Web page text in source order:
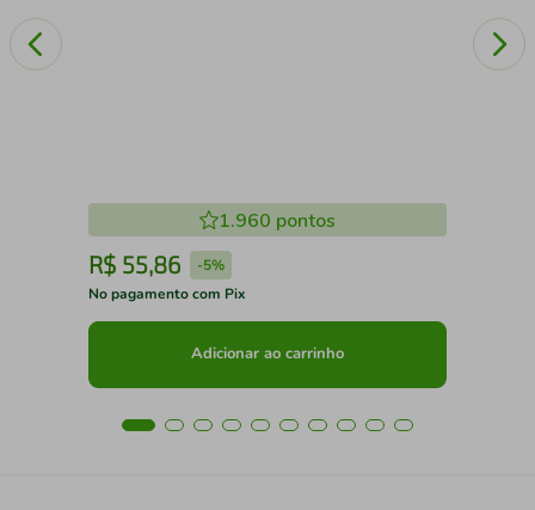
1.960 pontos
R$ 55,86 -5%
No pagamento com Pix
Adicionar ao carrinho